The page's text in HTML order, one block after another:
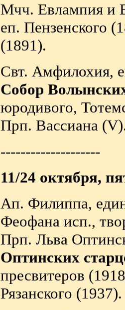
Мчч. Евлампия и
еп. Пензенского
(1891).
Свт. Амфилохия,
Собор
юродивого,
Прп. Вассиана
--------------------
11/24 октября,
Ап. Филиппа,
Феофана исп.,
Прп. Льва
Оптинских
пресвитеров
Рязанского (1937).